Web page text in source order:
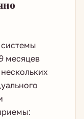
системы
месяцев